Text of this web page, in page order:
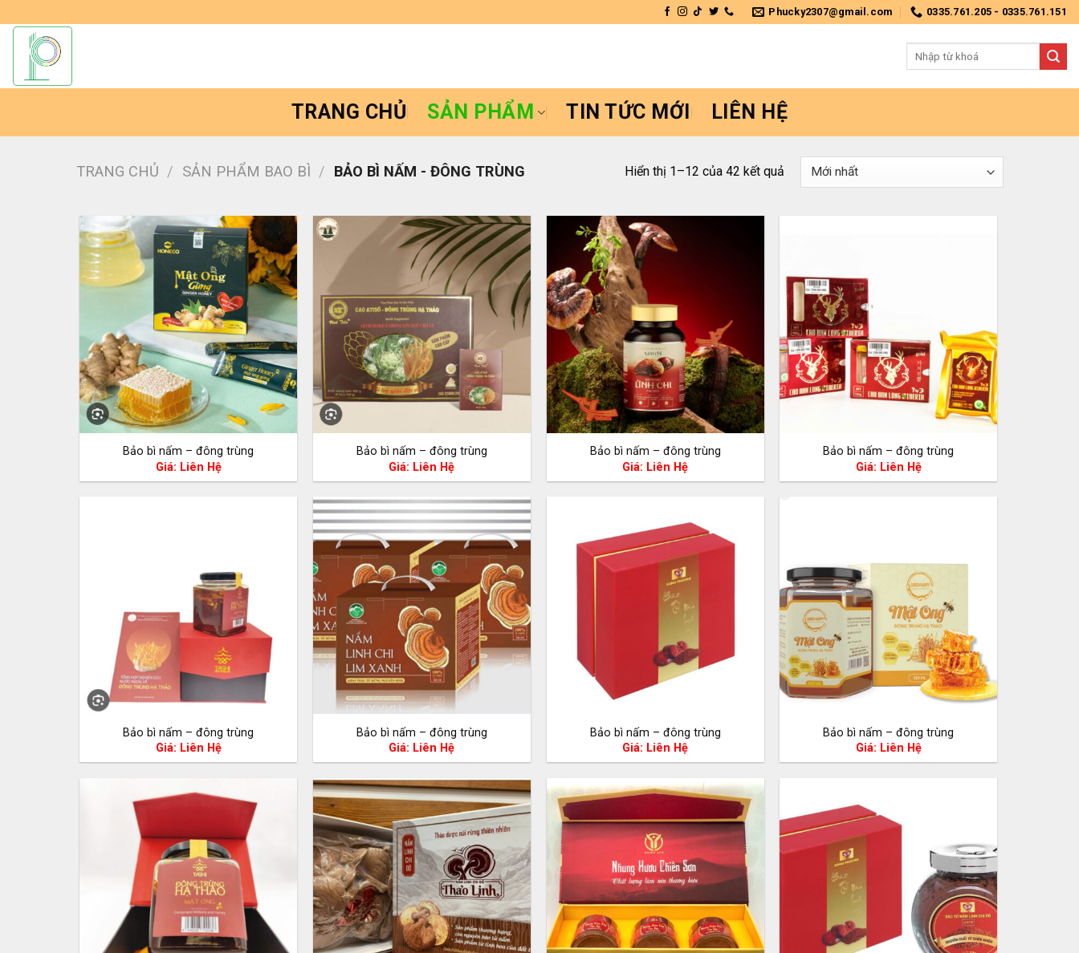
qua
Phucky2307@gmail.com 0335.761.205 - 0335.761.151
kiếm:
TRANG CHỦ SẢN PHẨM TIN TỨC MỚI LIÊN HỆ
TRANG CHỦ / SẢN PHẨM BAO BÌ / BẢO BÌ NẤM - ĐÔNG TRÙNG Hiển thị 1–12 của 42 kết quả Được
sắp
Bảo bì nấm – đông trùng
Giá: Liên Hệ
Bảo bì nấm – đông trùng
Giá: Liên Hệ
Bảo bì nấm – đông trùng
Giá: Liên Hệ
Bảo bì nấm – đông trùng
Giá: Liên Hệ
Bảo bì nấm – đông trùng
Giá: Liên Hệ
Bảo bì nấm – đông trùng
Giá: Liên Hệ
Bảo bì nấm – đông trùng
Giá: Liên Hệ
Bảo bì nấm – đông trùng
Giá: Liên Hệ